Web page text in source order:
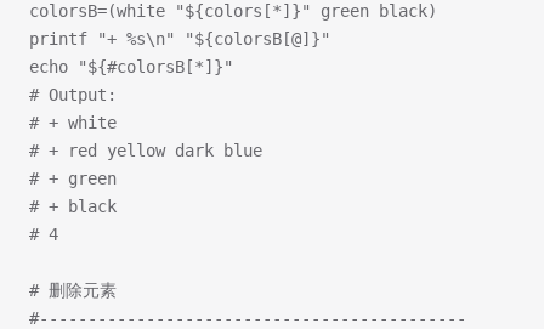
colorsB=(white "${colors[*]}" green black)
printf "+ %s\n" "${colorsB[@]}"
echo "${#colorsB[*]}"
# Output:
# + white
# + red yellow dark blue
# + green
# + black
# 4
# 删除元素
#--------------------------------------------